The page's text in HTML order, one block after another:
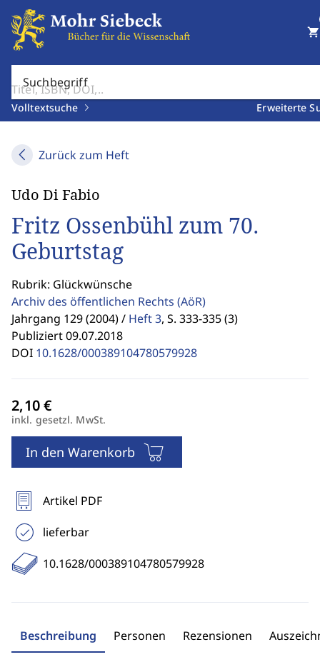
Suchbegriff
Volltextsuche Erweiterte
shopping_cart
Zurück zum Heft
Udo Di Fabio
Fritz Ossenbühl zum 70.
Geburtstag
Rubrik: Glückwünsche
Archiv des öffentlichen Rechts (AöR)
Jahrgang 129 (2004) / Heft 3, S. 333-335 (3)
Publiziert 09.07.2018
DOI 10.1628/000389104780579928
inkl. gesetzl. MwSt.
In den Warenkorb
Artikel PDF
lieferbar
10.1628/000389104780579928
Beschreibung Personen Rezensionen